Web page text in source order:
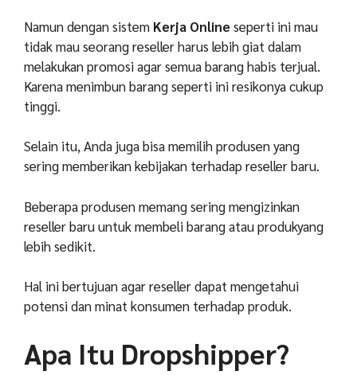
Namun dengan sistem Kerja Onlineseperti ini mau
tidak mau seorang reseller harus lebih giat dalam
melakukan promosi agar semua barang habis terjual.
Karena menimbun barang seperti ini resikonya cukup
tinggi.
Selain itu, Anda juga bisa memilih produsen yang
sering memberikan kebijakan terhadap reseller baru.
Beberapa produsen memang sering mengizinkan
reseller baru untuk membeli barang atau produkyang
lebih sedikit.
Hal ini bertujuan agar reseller dapat mengetahui
potensi dan minat konsumen terhadap produk.
Apa Itu Dropshipper?